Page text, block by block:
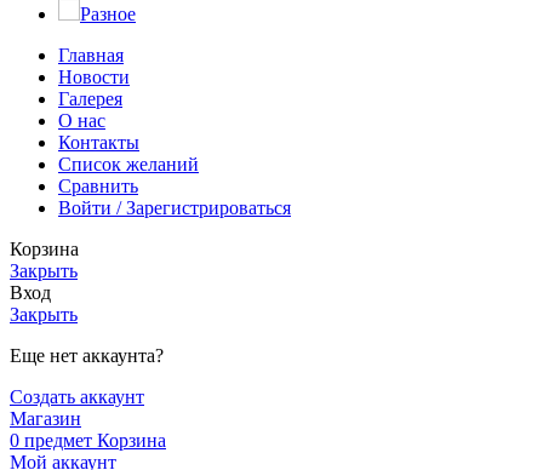
Разное
Главная
Новости
Галерея
О нас
Контакты
Список желаний
Сравнить
Войти / Зарегистрироваться
Корзина
Закрыть
Вход
Закрыть
Еще нет аккаунта?
Создать аккаунт
Магазин
0 предмет Корзина
Мой аккаунт